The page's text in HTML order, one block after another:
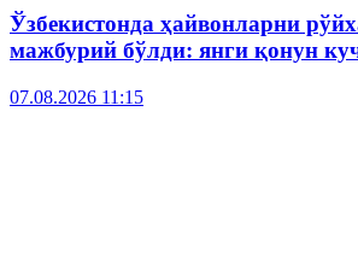
Ўзбекистонда ҳайвонларни
мажбурий бўлди: янги қонун
07.08.2026 11:15